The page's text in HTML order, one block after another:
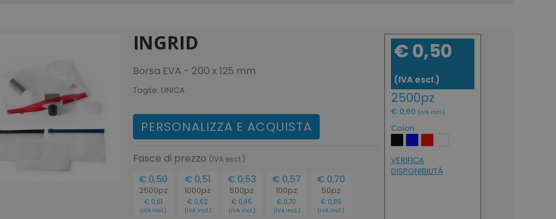
INGRID
Borsa EVA - 200 x 125 mm
Taglie: UNICA
PERSONALIZZA E ACQUISTA
Fasce di prezzo (IVA escl.)
€ 0,50
2500pz
€ 0,61
(IVA incl.)
€ 0,51
1000pz
€ 0,62
(IVA incl.)
€ 0,53
500pz
€ 0,65
(IVA incl.)
€ 0,57
100pz
€ 0,70
(IVA incl.)
€ 0,70
50pz
€ 0,85
(IVA incl.)
€ 0,50
(IVA escl.)
2500pz
€ 0,60 (IVA incl.)
Colori
VERIFICA
DISPONIBILITÁ